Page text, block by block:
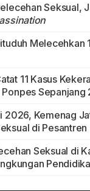
Seksual,
Melecehkan
11 Kasus
Sepanjang
2026, Kemenag
di Pesantren
Seksual di